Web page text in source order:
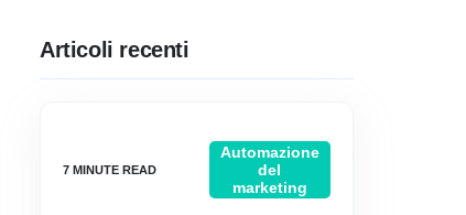
Articoli recenti
Automazione
del
marketing